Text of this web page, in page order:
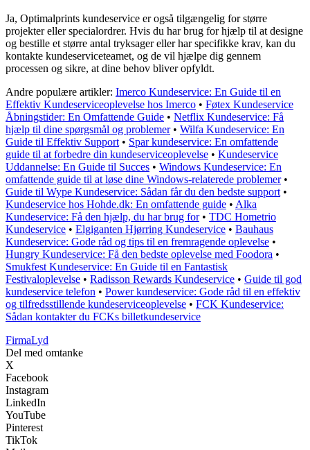
Ja, Optimalprints kundeservice er også tilgængelig for større
projekter eller specialordrer. Hvis du har brug for hjælp til at designe
og bestille et større antal tryksager eller har specifikke krav, kan du
kontakte kundeserviceteamet, og de vil hjælpe dig gennem
processen og sikre, at dine behov bliver opfyldt.
Andre populære artikler: Imerco Kundeservice: En Guide til en
Effektiv Kundeserviceoplevelse hos Imerco • Føtex Kundeservice
Åbningstider: En Omfattende Guide • Netflix Kundeservice: Få
hjælp til dine spørgsmål og problemer• Wilfa Kundeservice: En
Guide til Effektiv Support • Spar kundeservice: En omfattende
guide til at forbedre din kundeserviceoplevelse • Kundeservice
Uddannelse: En Guide til Succes • Windows Kundeservice: En
omfattende guide til at løse dine Windows-relaterede problemer•
Guide til Wype Kundeservice: Sådan får du den bedste support •
Kundeservice hos Hohde.dk: En omfattende guide • Alka
Kundeservice: Få den hjælp, du har brug for• TDC Hometrio
Kundeservice • Elgiganten Hjørring Kundeservice • Bauhaus
Kundeservice: Gode råd og tips til en fremragende oplevelse •
Hungry Kundeservice: Få den bedste oplevelse med Foodora •
Smukfest Kundeservice: En Guide til en Fantastisk
Festivaloplevelse • Radisson Rewards Kundeservice • Guide til god
kundeservice telefon • Power kundeservice: Gode råd til en effektiv
og tilfredsstillende kundeserviceoplevelse • FCK Kundeservice:
Sådan kontakter du FCKs billetkundeservice
FirmaLyd
Del med omtanke
X
Facebook
Instagram
LinkedIn
YouTube
Pinterest
TikTok